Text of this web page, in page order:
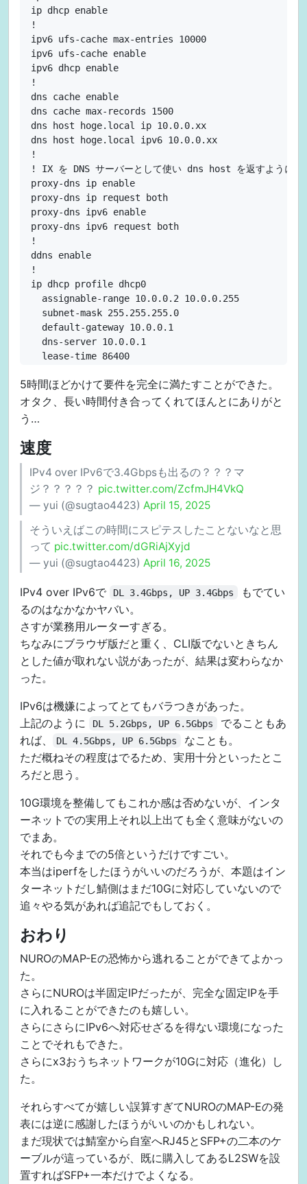
ip dhcp enable
!
ipv6 ufs-cache max-entries 10000
ipv6 ufs-cache enable
ipv6 dhcp enable
!
dns cache enable
dns cache max-records 1500
dns host hoge.local ip 10.0.0.xx
dns host hoge.local ipv6 10.0.0.xx
!
! IX を DNS サーバーとして使い dns host を返すようにす
proxy-dns ip enable
proxy-dns ip request both
proxy-dns ipv6 enable
proxy-dns ipv6 request both
!
ddns enable
!
ip dhcp profile dhcp0
  assignable-range 10.0.0.2 10.0.0.255
  subnet-mask 255.255.255.0
  default-gateway 10.0.0.1
  dns-server 10.0.0.1
  lease-time 86400
ip dhcp profile dhcp1
  assignable-range 10.0.1.2 10.0.1.255
  dns-server 10.0.1.1
  lease-time 86400
!
ip dhcp profile dhcp2
  assignable-range 10.0.2.2 10.0.2.200
  subnet-mask 255.255.255.0
  default-gateway 10.0.2.1
  dns-server 10.0.2.1
  lease-time 86400
ipv6 dhcp client-profile dhcpv6-cl
  option-request dns-servers
! LAN 側は IX 自身を ::1 にしたいため、v6 プラス用
  ia-pd subscriber GigaEthernet2.0 ::/64 eui-64
ia-pd subscriber GigaEthernet3.0 0:0:0:a::/64
ia-pd subscriber GigaEthernet3.1 0:0:0:b::/64
ia-pd subscriber GigaEthernet3.2 0:0:0:c::/64
ipv6 dhcp server-profile dhcpv6-sv0
  ! autoconfig にして IX 自身を DNS サーバーとする
  dns-server autoconfig
!
ipv6 dhcp server-profile dhcpv6-sv1
  ! autoconfig にして IX 自身を DNS サーバーとする
!
ipv6 dhcp server-profile dhcpv6-sv2
  ! autoconfig にして IX 自身を DNS サーバーとする
  dns-server autoconfig
!
ddns profile v6plus-update
  url UPDATE-SERVER-URL
  query user=USERNAME&pass=PASSWORD
  ! v6 プラス用の IF-ID のため
  source-interface GigaEthernet2.0
  update-interval 10
!
interface GigaEthernet2.0
  no ip address
  ipv6 enable
  ! WAN 側で IF-ID を設定する
  ipv6 interface-identifier IF-ID
  ipv6 dhcp client dhcpv6-cl
!
interface GigaEthernet3.0
  ip address 10.0.0.1/24
  ip dhcp binding dhcp0
  ipv6 enable
  ! IX 自身を ::1 に
5時間ほどかけて要件を完全に満たすことができた。
オタク、長い時間付き合ってくれてほんとにありがと
う…
速度
IPv4 over IPv6で3.4Gbpsも出るの？？？マ
ジ？？？？？ pic.twitter.com/ZcfmJH4VkQ
— yui (@sugtao4423) April 15, 2025
そういえばこの時間にスピテスしたことないなと思
って pic.twitter.com/dGRiAjXyjd
— yui (@sugtao4423) April 16, 2025
IPv4 over IPv6で DL 3.4Gbps, UP 3.4Gbps
もでてい
るのはなかなかヤバい。
さすが業務用ルーターすぎる。
ちなみにブラウザ版だと重く、CLI版でないときちん
とした値が取れない説があったが、結果は変わらなか
った。
IPv6は機嫌によってとてもバラつきがあった。
上記のように
DL 5.2Gbps, UP 6.5Gbps
でることもあ
れば、
DL 4.5Gbps, UP 6.5Gbps
なことも。
ただ概ねその程度はでるため、実用十分といったとこ
ろだと思う。
10G環境を整備してもこれか感は否めないが、インタ
ーネットでの実用上それ以上出ても全く意味がないの
でまあ。
それでも今までの5倍というだけですごい。
本当はiperfをしたほうがいいのだろうが、本題はイン
ターネットだし鯖側はまだ10Gに対応していないので
追々やる気があれば追記でもしておく。
おわり
NUROのMAP-Eの恐怖から逃れることができてよかっ
た。
さらにNUROは半固定IPだったが、完全な固定IPを手
に入れることができたのも嬉しい。
さらにさらにIPv6へ対応せざるを得ない環境になった
ことでそれもできた。
さらにx3おうちネットワークが10Gに対応（進化）し
た。
それらすべてが嬉しい誤算すぎてNUROのMAP-Eの発
表には逆に感謝したほうがいいのかもしれない。
まだ現状では鯖室から自室へRJ45とSFP+の二本のケ
ーブルが這っているが、既に購入してあるL2SWを設
置すればSFP+一本だけでよくなる。